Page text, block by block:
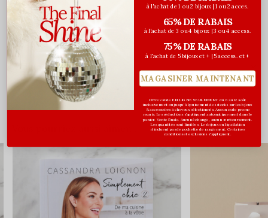
Valeur régulière de 59,90$
Évaluations
0/ 5
à l'achat de 1 ou 2 bijoux | 1 ou 2 acces.
65% DE RABAIS
à l'achat de 3 ou 4 bijoux | 3 ou 4 access.
75% DE RABAIS
à l'achat de 5 bijoux et + | 5 access. et +
MAGASINER MAINTENANT
Offre valide EN LIGNE SEULEMENT du 6 au 12 août
inclusivement ou jusqu'à épuisement des stocks sur les bijoux
& accessoires à cheveux sélectionnés. Aucun code promo
requis. Les réductions s’appliquent automatiquement dans le
panier. Vente finale. Aucun échange, aucun remboursement.
Les quantités sont limitées. Les bijoux en liquidation
n'incluent pas de pochette de rangement. Certaines
conditions et exclusions s'appliquent.